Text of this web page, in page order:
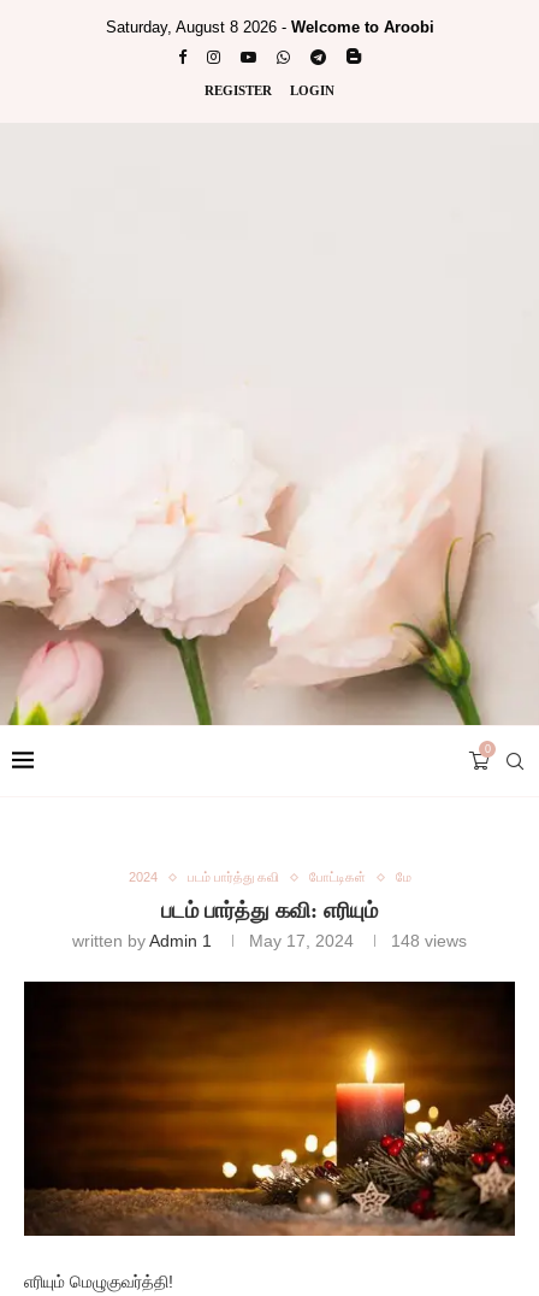
Saturday, August 8 2026 - Welcome to Aroobi
REGISTER LOGIN
0
2024 படம் பார்த்து கவி போட்டிகள் மே
படம் பார்த்து கவி: எரியும்
written byAdmin 1 May 17, 2024 148 views
எரியும் மெழுகுவர்த்தி!